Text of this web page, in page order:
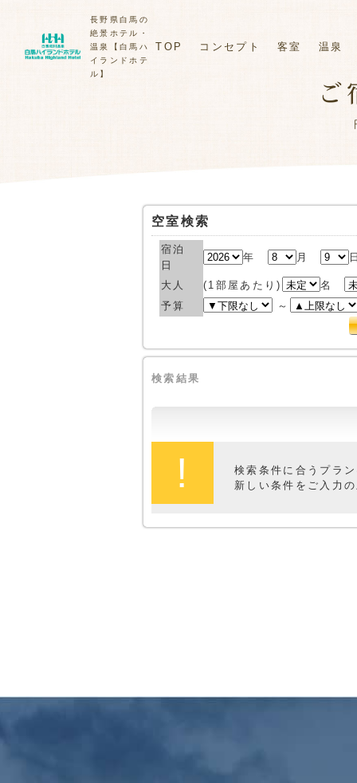
長野県白馬の
絶景ホテル・
温泉【白馬ハ
イランドホテ
ル】
TOP コンセプト 客室 温泉
空室検索
宿泊
日
年 月
大人 (1部屋あたり)
名
予算
～
検索結果
!
検索条件に合うプラ
新しい条件をご入力